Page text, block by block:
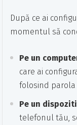
După ce ai
momentul să
Pe un
care ai
folosind parola
Pe un
telefonul tău,